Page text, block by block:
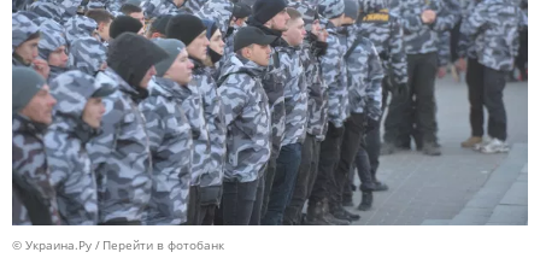
© Украина.Ру Перейти в фотобанк